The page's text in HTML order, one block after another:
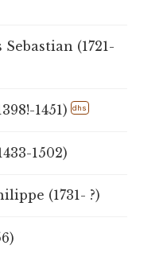
(1721-
1451) dhs
1502)
(1731- ?)